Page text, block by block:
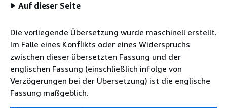
Auf dieser Seite
Die vorliegende Übersetzung wurde maschinell erstellt.
Im Falle eines Konflikts oder eines Widerspruchs
zwischen dieser übersetzten Fassung und der
englischen Fassung (einschließlich infolge von
Verzögerungen bei der Übersetzung) ist die englische
Fassung maßgeblich.